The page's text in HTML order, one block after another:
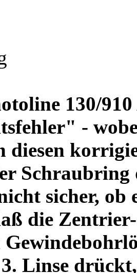
130/
-
diesen
sicher,
die Zentrier-
Linse